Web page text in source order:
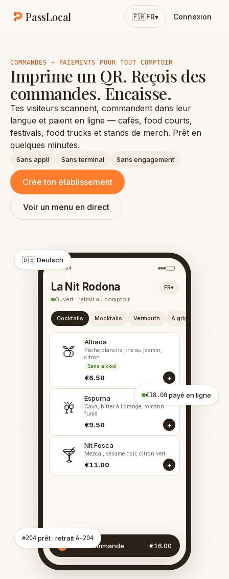
PassLocal 🇫🇷FR▾ Connexion
COMMANDES + PAIEMENTS POUR TOUT COMPTOIR
Imprime un QR. Reçois des
commandes. Encaisse.
Tes visiteurs scannent, commandent dans leur
langue et paient en ligne — cafés, food courts,
festivals, food trucks et stands de merch. Prêt en
quelques minutes.
Sans appli Sans terminal Sans engagement
Crée ton établissement
Voir un menu en direct
🇩🇪 Deutsch
€18.00 payé en ligne
#204 prêt · retrait A-204
12:04
La Nit Rodona
Ouvert · retrait au comptoir
FR▾
Cocktails Mocktails Vermouth À grignoter
🍑
Albada
Pêche blanche, thé au jasmin,
citron
Sans alcool
€6.50 +
🥂
Espurna
Cava, bitter à l'orange, romarin
fumé
€9.50 +
🍸
Nit Fosca
Mezcal, sésame noir, citron vert
€11.00 +
Voir la commande €16.00